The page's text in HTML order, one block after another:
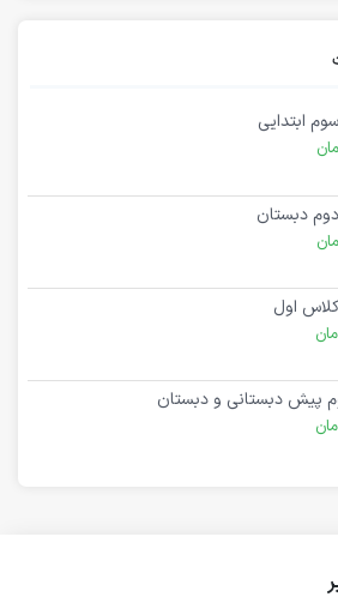
ابتدایی
دبستان
اول
پیش دبستانی و دبستان